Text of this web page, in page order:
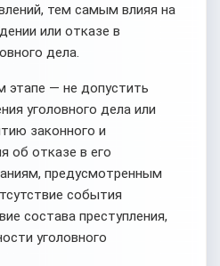
тем самым влияя на
или отказе в
дела.
этапе — не допустить
уголовного дела или
законного и
об отказе в его
предусмотренным
события
состава преступления,
уголовного